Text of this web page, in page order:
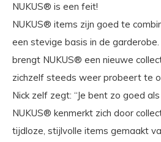
NUKUS® is een feit!
NUKUS® items zijn goed te
een stevige basis in de
brengt NUKUS® een nieuwe
zichzelf steeds weer probeert te
Nick zelf zegt: “Je bent zo goed
NUKUS® kenmerkt zich door
tijdloze, stijlvolle items gemaakt